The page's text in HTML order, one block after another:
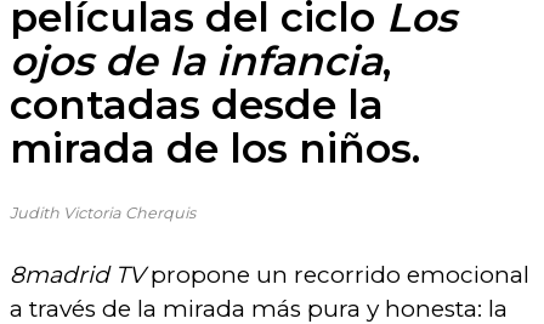
películas del ciclo Los
ojos de la infancia,
contadas desde la
mirada de los niños.
Judith Victoria Cherquis
8madrid TVpropone un recorrido emocional
a través de la mirada más pura y honesta: la